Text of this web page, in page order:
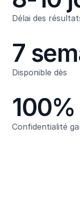
Délai des
Disponible dès
7
Confidentialité
100%